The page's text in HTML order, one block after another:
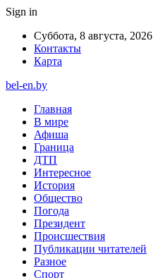
Sign in
Суббота, 8 августа, 2026
Контакты
Карта
bel-en.by
Главная
В мире
Афиша
Граница
ДТП
Интересное
История
Общество
Погода
Президент
Происшествия
Публикации читателей
Разное
Спорт